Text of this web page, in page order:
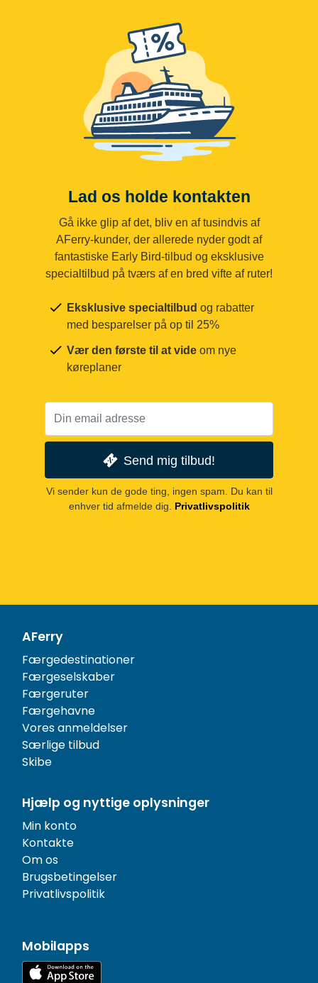
Lad os holde kontakten
Gå ikke glip af det, bliv en af tusindvis af
AFerry-kunder, der allerede nyder godt af
fantastiske Early Bird-tilbud og eksklusive
specialtilbud på tværs af en bred vifte af ruter!
Eksklusive specialtilbud og rabatter
med besparelser på op til 25%
Vær den første til at vide om nye
køreplaner
Send mig tilbud!
Vi sender kun de gode ting, ingen spam. Du kan til
enhver tid afmelde dig.
Privatlivspolitik
AFerry
Færgedestinationer
Færgeselskaber
Færgeruter
Færgehavne
Vores anmeldelser
Særlige tilbud
Skibe
Hjælp og nyttige oplysninger
Min konto
Kontakte
Om os
Brugsbetingelser
Privatlivspolitik
Mobilapps